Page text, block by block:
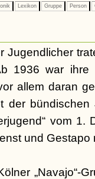
Lexikon Gruppe Person
Jugendlicher
1936 war ihre
allem daran
der
vom 1.
und Gestapo
„Navajo“-